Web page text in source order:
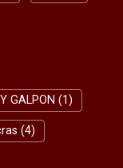
GALPON (1)
(4)